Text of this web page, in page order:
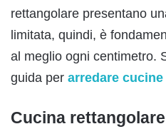
rettangolare presentano
limitata, quindi, è
al meglio ogni centimetro.
guida per arredare
Cucina